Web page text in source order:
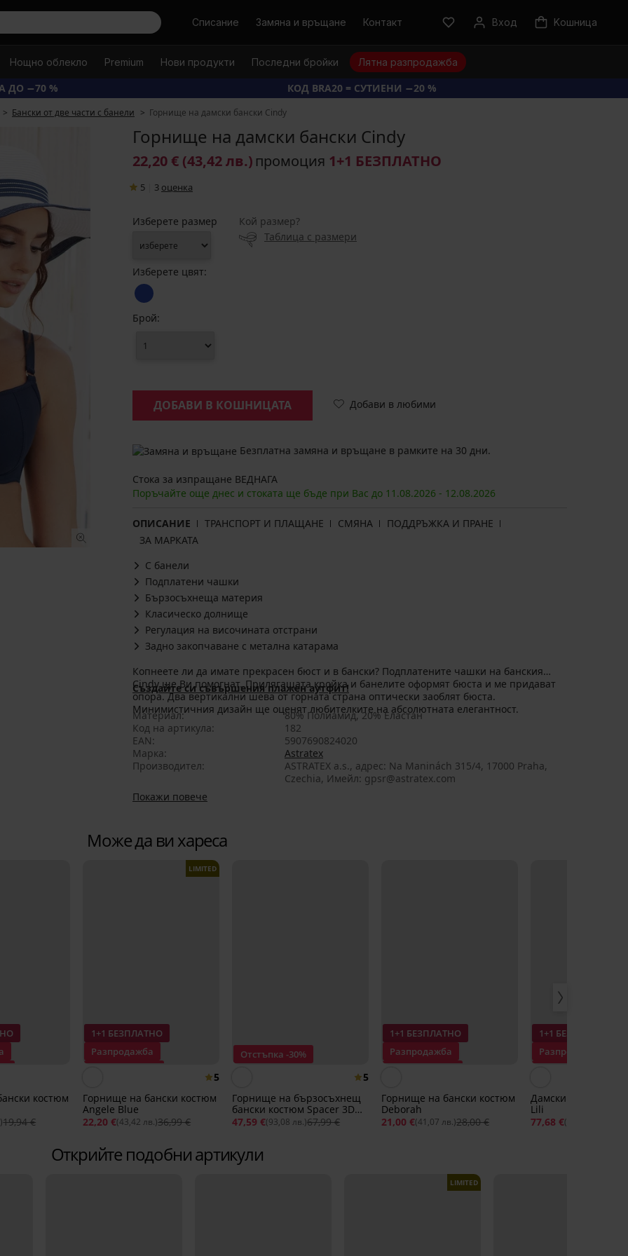
ТърсиСписание Замяна и връщане Контакт Вход Kошница
Нощно облекло Premium Нови продукти Последни бройки Лятна разпродажба
ДО −70 % КОД BRA20 = СУТИЕНИ −20 %
Бански от две части с банели Горнище на дамски бански Cindy
Горнище на дамски бански Cindy
22,20 € (43,42 лв.) промоция 1+1 БЕЗПЛАТНО
5 3 oценка
Изберете размер
Кой размер?
Таблица с размери
Изберете цвят:
Брой:
ДОБАВИ В КОШНИЦАТА Добави в любими
Безплатна замяна и връщане в рамките на 30 дни.
Стока за изпращане ВЕДНАГА
Поръчайте още днес и стоката ще бъде при Вас до 11.08.2026 - 12.08.2026
ОПИСАНИЕ ТРАНСПОРТ И ПЛАЩАНЕ СМЯНА
ПОДДРЪЖКА И ПРАНЕ
ЗА МАРКАТА
С банели
Подплатени чашки
Бързосъхнеща материя
Класическо долнище
Регулация на височината отстрани
Задно закопчаване с метална катарама
Копнеете ли да имате прекрасен бюст и в бански? Подплатените чашки на банския
Cindy ще Ви помогнат. Прилягащата кройка и банелите оформят бюста и ме придават
опора. Два вертикални шева от горната страна оптически заоблят бюста.
Минимистичния дизайн ще оценят любителките на абсолютната елегантност.
Създайте си съвършения плажен аутфит!
Материал
80% Полиамид, 20% Еластан
Код на артикула
182
EAN
5907690824020
Марка
Astratex
Производител
ASTRATEX a.s., aдрес: Na Maninách 315/4, 17000 Praha,
Czechia, Имейл: gpsr@astratex.com
Покажи повече
Може да ви хареса
костюм
19,94 €
1+1 БЕЗПЛАТНО
Разпродажба
LIMITED
5
Горнище на бански костюм
Angele Blue
22,20 €(43,42 лв.)36,99 €
Отстъпка -30%
5
Горнище на бързосъхнещ
бански костюм Spacer 3D
Simply Black
47,59 €(93,08 лв.)67,99 €
1+1 БЕЗПЛАТНО
Разпродажба
Горнище на бански костюм
Deborah
21,00 €(41,07 лв.)28,00 €
1+1 БЕЗПЛАТНО
Разпродажба
Дамски бански от
Lili
77,68 €(151,93 лв.)
Открийте подобни артикули
LIMITED